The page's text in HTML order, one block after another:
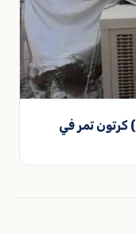
مركز الملك سلمان للإغاثة يوزّع (2,000) كرتون تمر في